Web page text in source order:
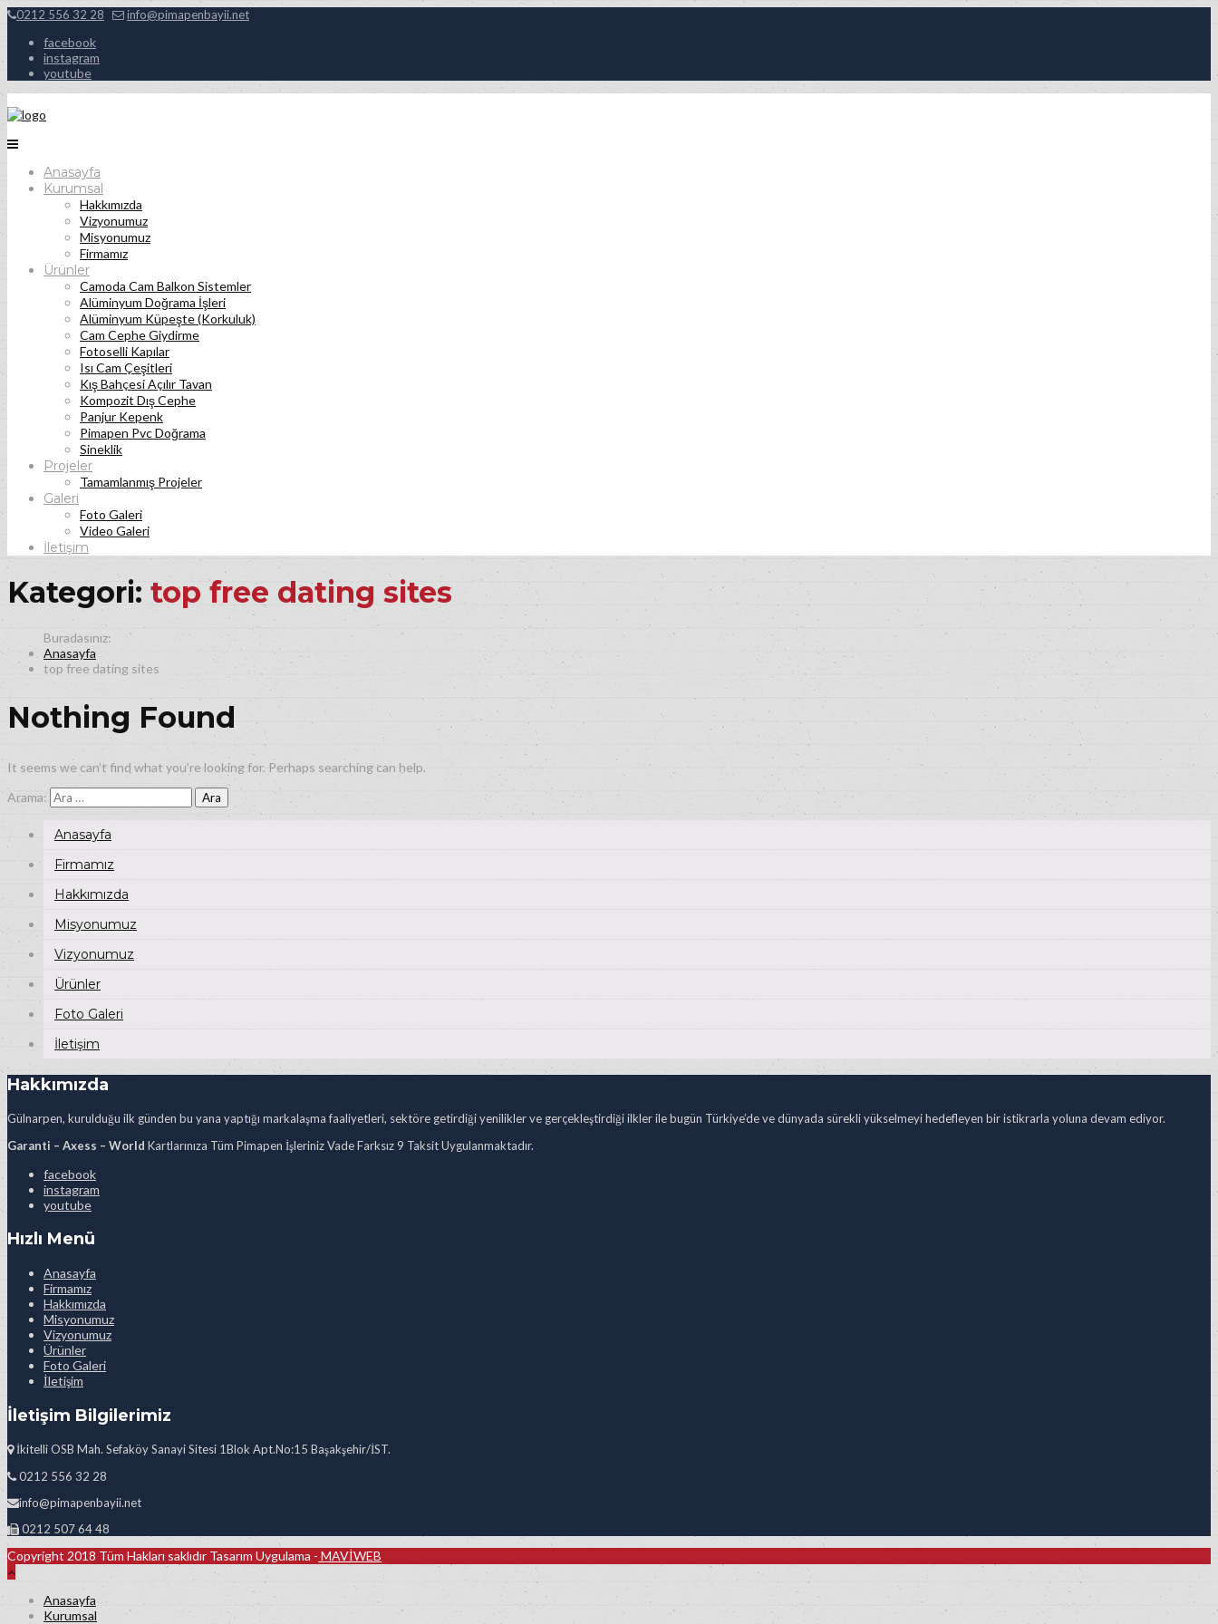
0212 556 32 28 info@pimapenbayii.net
facebook
instagram
youtube
Anasayfa
Kurumsal
Hakkımızda
Vizyonumuz
Misyonumuz
Firmamız
Ürünler
Camoda Cam Balkon Sistemler
Alüminyum Doğrama İşleri
Alüminyum Küpeşte (Korkuluk)
Cam Cephe Giydirme
Fotoselli Kapılar
Isı Cam Çeşitleri
Kış Bahçesi Açılır Tavan
Kompozit Dış Cephe
Panjur Kepenk
Pimapen Pvc Doğrama
Sineklik
Projeler
Tamamlanmış Projeler
Galeri
Foto Galeri
Video Galeri
İletişim
Kategori: top free dating sites
Anasayfa
top free dating sites
Nothing Found
It seems we can’t find what you’re looking for. Perhaps searching can help.
Arama:
Anasayfa
Firmamız
Hakkımızda
Misyonumuz
Vizyonumuz
Ürünler
Foto Galeri
İletişim
Hakkımızda
Gülnarpen, kurulduğu ilk günden bu yana yaptığı markalaşma faaliyetleri, sektöre getirdiği yenilikler ve gerçekleştirdiği ilkler ile bugün Türkiye’de ve dünyada sürekli yükselmeyi hedefleyen bir istikrarla yoluna devam ediyor.
Garanti – Axess – World Kartlarınıza Tüm Pimapen İşleriniz Vade Farksız 9 Taksit Uygulanmaktadır.
facebook
instagram
youtube
Hızlı Menü
Anasayfa
Firmamız
Hakkımızda
Misyonumuz
Vizyonumuz
Ürünler
Foto Galeri
İletişim
İletişim Bilgilerimiz
İkitelli OSB Mah. Sefaköy Sanayi Sitesi 1Blok Apt.No:15 Başakşehir/İST.
0212 556 32 28
info@pimapenbayii.net
0212 507 64 48
Copyright 2018 Tüm Hakları saklıdır Tasarım Uygulama - MAVİWEB
Anasayfa
Kurumsal